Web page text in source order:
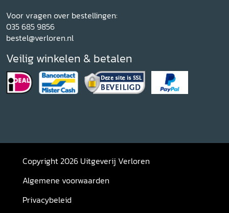
Voor vragen over bestellingen:
035 685 9856
bestel@verloren.nl
Veilig winkelen & betalen
Copyright 2026 Uitgeverij Verloren
Algemene voorwaarden
Privacybeleid